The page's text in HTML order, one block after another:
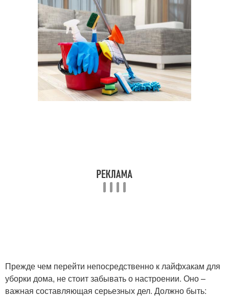
Полезные хитрости Хитрости для быта
10 домашние хитрости Уборка в доме
Прежде чем перейти непосредственно к лайфхакам для
уборки дома, не стоит забывать о настроении. Оно –
важная составляющая серьезных дел. Должно быть: